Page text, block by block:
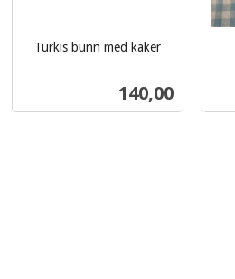
Turkis bunn med kaker
Pris
140,00